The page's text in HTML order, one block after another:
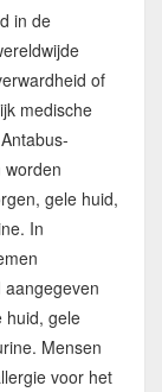
in de
of
medische
worden
gele huid,
In
huid, gele
Mensen
voor het